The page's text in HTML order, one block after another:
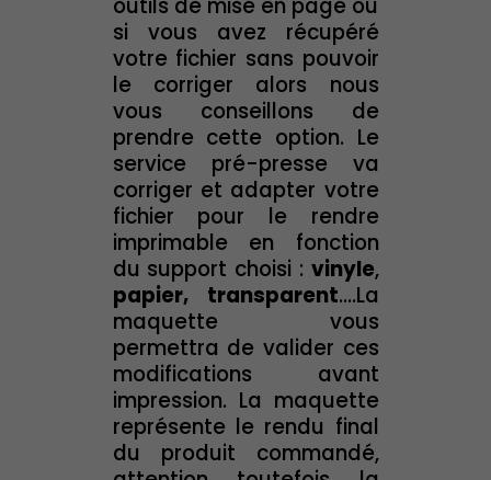
outils de mise en page ou
si vous avez récupéré
votre fichier sans pouvoir
le corriger alors nous
vous conseillons de
prendre cette option. Le
service pré-presse va
corriger et adapter votre
fichier pour le rendre
imprimable en fonction
du support choisi : vinyle,
papier,
transparent....La
maquette vous
permettra de valider ces
modifications avant
impression. La maquette
représente le rendu final
du produit commandé,